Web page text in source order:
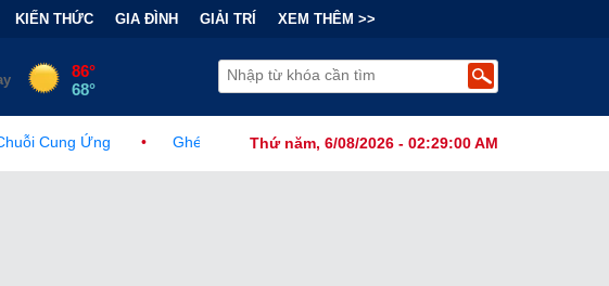
KIẾN THỨC GIA ĐÌNH GIẢI TRÍ XEM THÊM >>
Thứ năm, 6/08/2026 - 02:29:02 AM
Ghép Dương Vật: Góc Khuất Sau Hào Quang Y Học Và Những Rào Cản Nghiệt Ngã